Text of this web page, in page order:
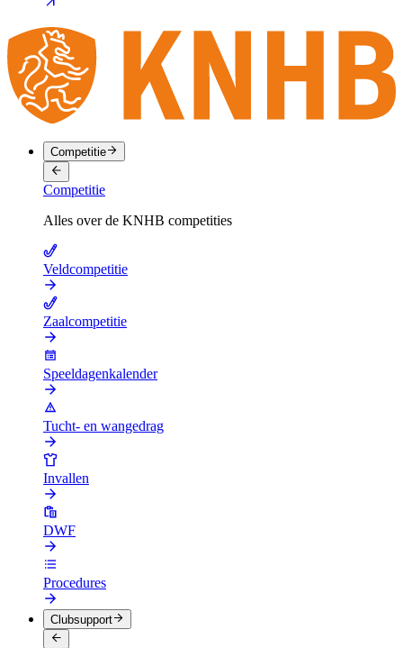
Competitie
Competitie
Alles over de KNHB competities
Veldcompetitie
Zaalcompetitie
Speeldagenkalender
Tucht- en wangedrag
Invallen
DWF
Procedures
Clubsupport